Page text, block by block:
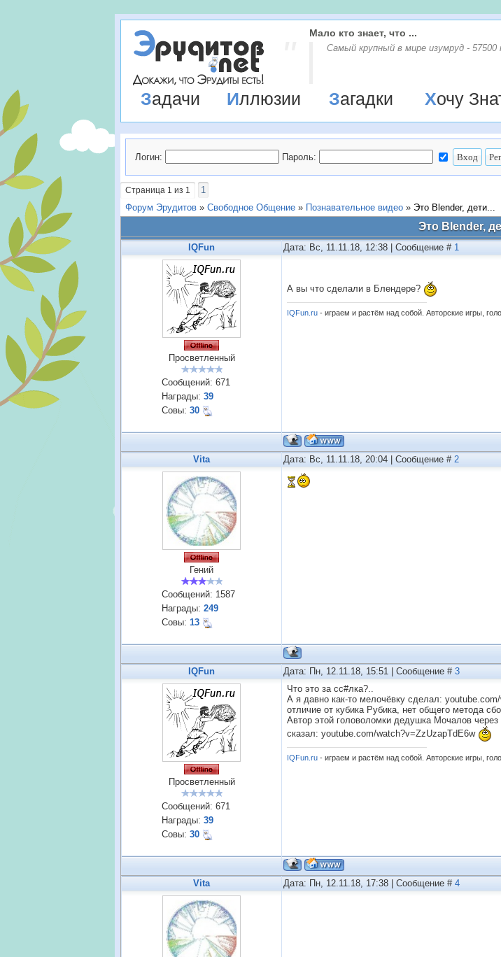
Мало кто знает, что ...
Самый крупный в мире изумруд - 57500
Задачи Иллюзии Загадки Хочу
Логин: Пароль:
Страница 1 из 1
1
Форум Эрудитов » Свободное Общение » Познавательное видео » Это Blender, дети...
Это Blender,
IQFun Дата: Вс, 11.11.18, 12:38 | Сообщение # 1
Просветленный
Сообщений: 671
Награды: 39
Совы: 30
А вы что сделали в Блендере?
IQFun.ru - играем и растём над собой. Авторские игры,
Vita Дата: Вс, 11.11.18, 20:04 | Сообщение # 2
Гений
Сообщений: 1587
Награды: 249
Совы: 13
IQFun Дата: Пн, 12.11.18, 15:51 | Сообщение # 3
Просветленный
Сообщений: 671
Награды: 39
Совы: 30
Что это за сс#лка?..
А я давно как-то мелочёвку сделал:
отличие от кубика Рубика, нет общего метода
Автор этой головоломки дедушка Мочалов
сказал: youtube.com/watch?v=ZzUzapTdE6w
IQFun.ru - играем и растём над собой. Авторские игры,
Vita Дата: Пн, 12.11.18, 17:38 | Сообщение # 4